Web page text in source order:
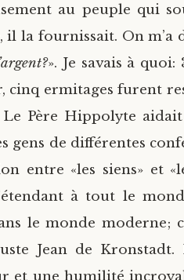
au peuple qui
il la fournissait. On m’a
». Je savais à
cinq ermitages furent
Père Hippolyte aidait
gens de différentes
entre «les siens» et
à tout le
le monde moderne;
Jean de Kronstadt.
et une humilité